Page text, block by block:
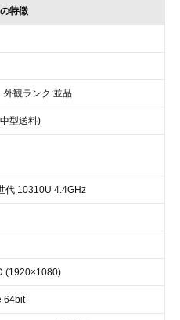
特徴
外観ランク:並品
型送料)
代 10310U 4.4GHz
(1920×1080)
64bit